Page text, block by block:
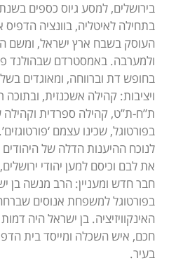
בתחילה לאיטליה, בוונציה הדפיס
העוסק בשבח ארץ ישראל, ומשם
ולמערבה. באמסטרדם שבהולנד
בחופש דת וברווחה, ומאוגדים
ויציבות: קהילה אשכנזית,
ת”ח-ת”ט, קהילה ספרדית וקהילה
בפורטוגל, שכינו עצמם
לנוכח ההיענות הדלה של
את לבם וכיסם למען יהודי
בפורטוגל למשפחת אנוסים
האינקוויזיציה. בן ישראל היה
חכם, איש השכלה ומייסד בית
בעיר.